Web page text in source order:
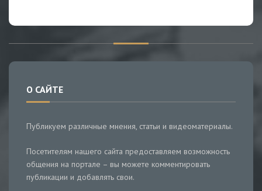
О САЙТЕ
Публикуем различные мнения, статьи и видеоматериалы.
Посетителям нашего сайта предоставляем возможность
общения на портале – вы можете комментировать
публикации и добавлять свои.